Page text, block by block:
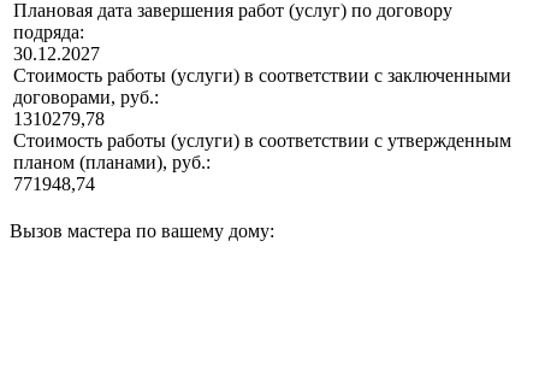
Плановая дата завершения работ (услуг) по договору
подряда:
30.12.2027
Стоимость работы (услуги) в соответствии с заключенными
договорами, руб.:
1310279,78
Стоимость работы (услуги) в соответствии с утвержденным
планом (планами), руб.:
771948,74
Вызов мастера по вашему дому: